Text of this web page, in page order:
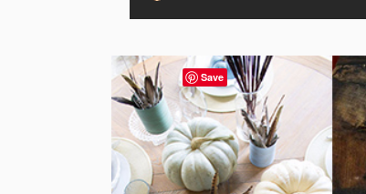
Save